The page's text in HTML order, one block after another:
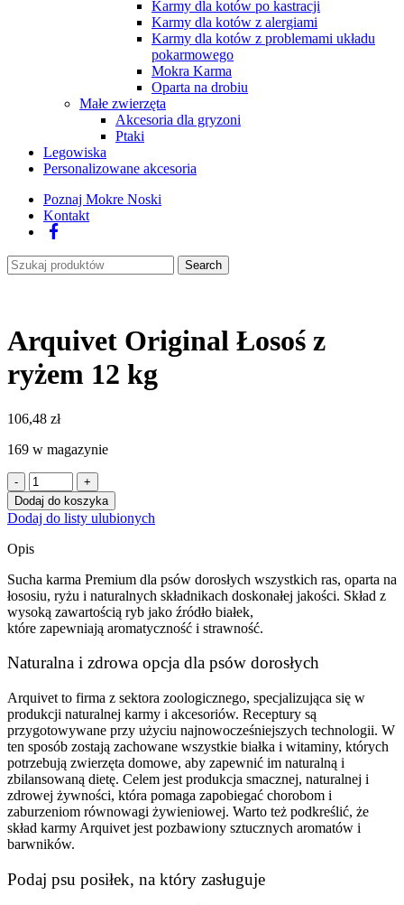
Karmy dla kotów po kastracji
Karmy dla kotów z alergiami
Karmy dla kotów z problemami układu
pokarmowego
Mokra Karma
Oparta na drobiu
Małe zwierzęta
Akcesoria dla gryzoni
Ptaki
Legowiska
Personalizowane akcesoria
Poznaj Mokre Noski
Kontakt
Search
Arquivet Original Łosoś z
ryżem 12 kg
106,48 zł
169 w magazynie
ilość
Arquivet
Original
Łosoś
z
12
kg
Dodaj do koszyka
Dodaj do listy ulubionych
Opis
Sucha karma Premium dla psów dorosłych wszystkich ras, oparta na
łososiu, ryżu i naturalnych składnikach doskonałej jakości. Skład z
wysoką zawartością ryb jako źródło białek,
które zapewniają aromatyczność i strawność.
Naturalna i zdrowa opcja dla psów dorosłych
Arquivet to firma z sektora zoologicznego, specjalizująca się w
produkcji naturalnej karmy i akcesoriów. Receptury są
przygotowywane przy użyciu najnowocześniejszych technologii. W
ten sposób zostają zachowane wszystkie białka i witaminy, których
potrzebują zwierzęta domowe, aby zapewnić im naturalną i
zbilansowaną dietę. Celem jest produkcja smacznej, naturalnej i
zdrowej żywności, która pomaga zapobiegać chorobom i
zaburzeniom równowagi żywieniowej. Warto też podkreślić, że
skład karmy Arquivet jest pozbawiony sztucznych aromatów i
barwników.
Podaj psu posiłek, na który zasługuje